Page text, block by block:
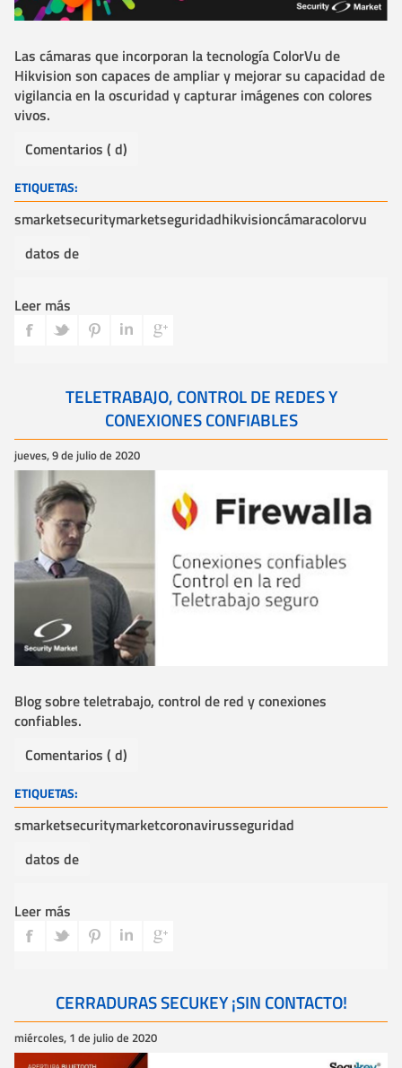
Las cámaras que incorporan la tecnología ColorVu de
Hikvision son capaces de ampliar y mejorar su capacidad de
vigilancia en la oscuridad y capturar imágenes con colores
vivos.
Comentarios ( d)
ETIQUETAS:
smarketsecuritymarketseguridadhikvisioncámaracolorvu
datos de
Leer más
TELETRABAJO, CONTROL DE REDES Y
CONEXIONES CONFIABLES
jueves, 9 de julio de 2020
Blog sobre teletrabajo, control de red y conexiones
confiables.
Comentarios ( d)
ETIQUETAS:
smarketsecuritymarketcoronavirusseguridad
datos de
Leer más
CERRADURAS SECUKEY ¡SIN CONTACTO!
miércoles, 1 de julio de 2020